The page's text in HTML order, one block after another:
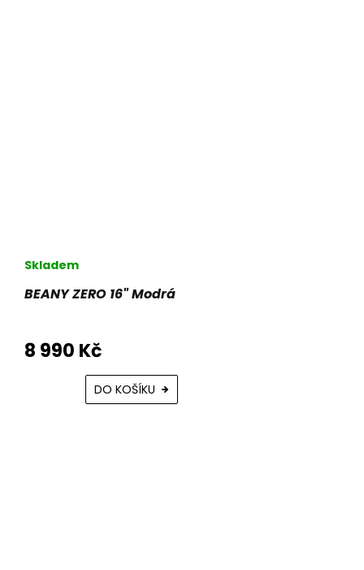
BEANY ZERO 16" Modrá
Skladem
8 990 Kč
DO KOŠÍKU